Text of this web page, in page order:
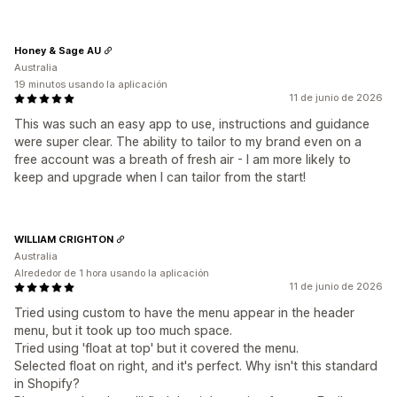
Buscar página
11 de junio de 2026
This was such an easy app to use, instructions and guidance
were super clear. The ability to tailor to my brand even on a
free account was a breath of fresh air - I am more likely to
keep and upgrade when I can tailor from the start!
Honey & Sage AU
Australia
19 minutos usando la aplicación
11 de junio de 2026
Tried using custom to have the menu appear in the header
menu, but it took up too much space.
Tried using 'float at top' but it covered the menu.
Selected float on right, and it's perfect. Why isn't this standard
in Shopify?
WILLIAM CRIGHTON
Australia
Alrededor de 1 hora usando la aplicación